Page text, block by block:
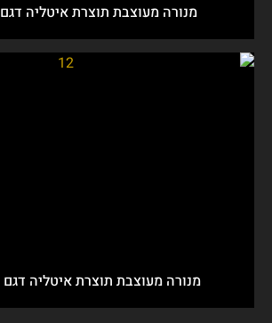
מנורה מעוצבת תוצרת איטליה דגם PLUMA
מנורה מעוצבת תוצרת איטליה דגם NUBOLA